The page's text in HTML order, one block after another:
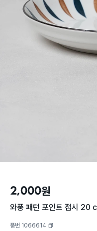
2,000원
와풍 패턴 포인트 접시 20
품번 1066614